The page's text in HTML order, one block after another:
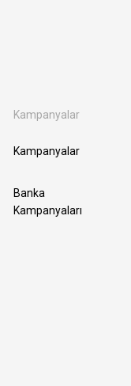
Kampanyalar
Kampanyalar
Banka
Kampanyaları